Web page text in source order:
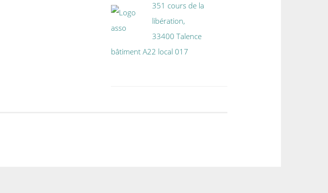
351 cours de la
libération,
33400 Talence
bâtiment A22 local 017